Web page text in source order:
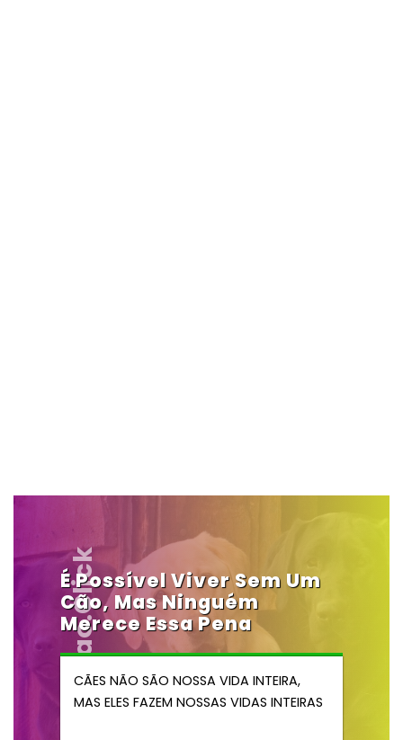
Vendocao.click
É Possível Viver Sem Um
Cão, Mas Ninguém
Merece Essa Pena
CÃES NÃO SÃO NOSSA VIDA INTEIRA,
MAS ELES FAZEM NOSSAS VIDAS INTEIRAS